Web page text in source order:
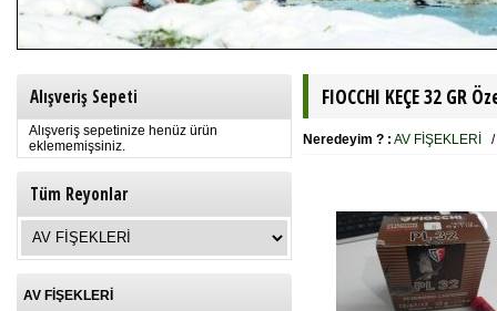
Alışveriş Sepeti
Alışveriş sepetinize henüz ürün
eklememişsiniz.
Tüm Reyonlar
AV FİŞEKLERİ
FIOCCHI KEÇE 32 GR
Neredeyim ? : AV FİŞEKLERİ